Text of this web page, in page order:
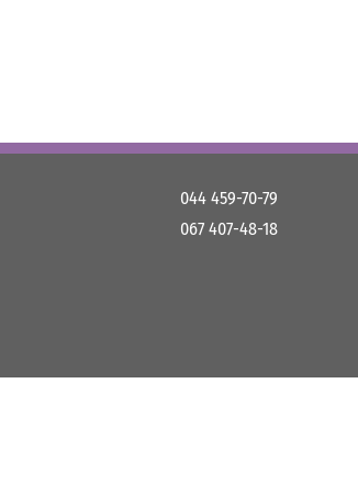
044 459-70-79
067 407-48-18